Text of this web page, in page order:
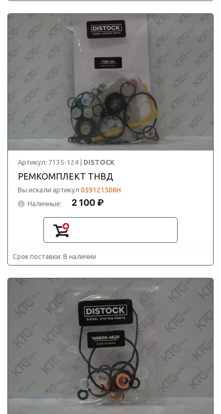
Артикул: 7135-124 | DISTOCK
РЕМКОМПЛЕКТ ТНВД
Вы искали артикул 059121506H
Наличные:
2 100 ₽
Срок поставки: В наличии